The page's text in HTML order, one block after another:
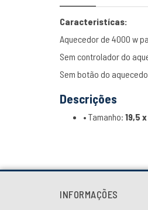
Caracteristícas:
Aquecedor de 4000 w
Sem controlador do
Sem botão do
Descrições
• Tamanho: 19,5
INFORMAÇÕES